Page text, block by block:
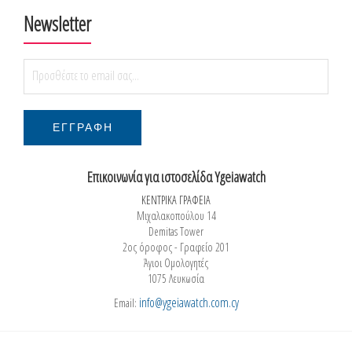
Newsletter
Επικοινωνία για ιστοσελίδα Ygeiawatch
ΚΕΝΤΡΙΚΑ ΓΡΑΦΕΙΑ
Μιχαλακοπούλου 14
Demitas Tower
2ος όροφος - Γραφείο 201
Άγιοι Ομολογητές
1075 Λευκωσία
Email: info@ygeiawatch.com.cy